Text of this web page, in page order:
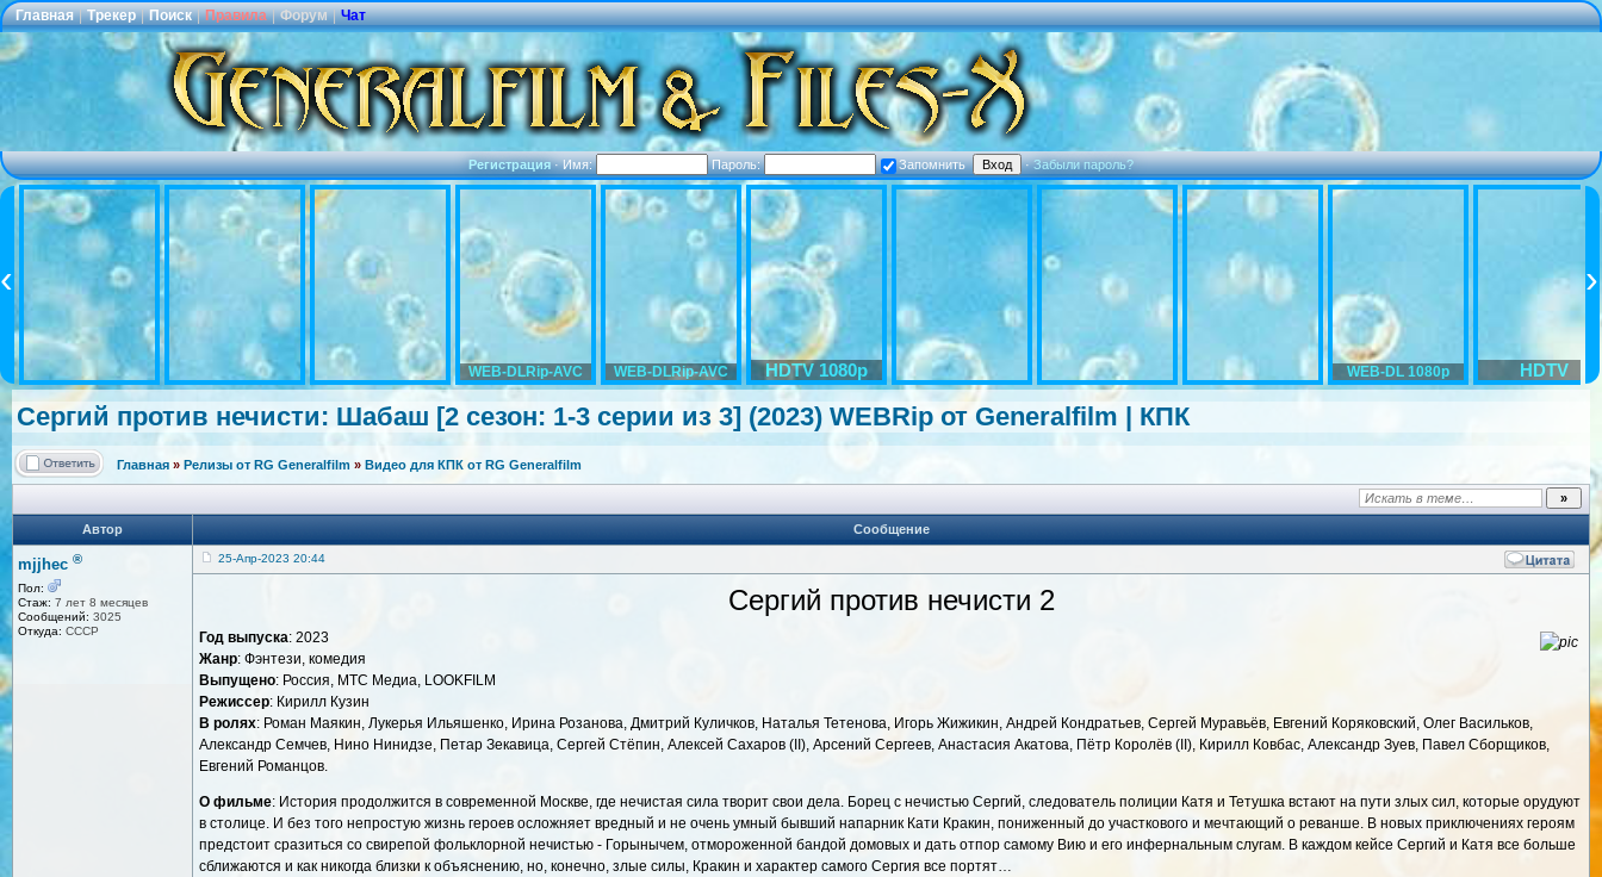
Главная | Трекер | Поиск | Правила | Форум | Чат
Регистрация·Имя: Пароль: Запомнить ·Забыли пароль?
WEB-DLRip-AVC WEB-DLRip-AVC HDTV 1080p WEB-DL 1080p HDTV
Сергий против нечисти: Шабаш [2 сезон: 1-3 серии из 3] (2023) WEBRip от Generalfilm | КПК
Главная » Релизы от RG Generalfilm » Видео для КПК от RG Generalfilm
Автор Сообщение
mjjhec ®
Пол:
Стаж: 7 лет 8 месяцев
Сообщений: 3025
Откуда: СССР
25-Апр-2023 20:44
Сергий против нечисти 2
Год выпуска: 2023
Жанр: Фэнтези, комедия
Выпущено: Россия, МТС Медиа, LOOKFILM
Режиссер: Кирилл Кузин
В ролях: Роман Маякин, Лукерья Ильяшенко, Ирина Розанова, Дмитрий Куличков, Наталья Тетенова, Игорь Жижикин, Андрей Кондратьев, Сергей Муравьёв, Евгений Коряковский, Олег Васильков,
Александр Семчев, Нино Нинидзе, Петар Зекавица, Сергей Стёпин, Алексей Сахаров (II), Арсений Сергеев, Анастасия Акатова, Пётр Королёв (II), Кирилл Ковбас, Александр Зуев, Павел Сборщиков,
Евгений Романцов.
О фильме: История продолжится в современной Москве, где нечистая сила творит свои дела. Борец с нечистью Сергий, следователь полиции Катя и Тетушка встают на пути злых сил, которые орудуют
в столице. И без того непростую жизнь героев осложняет вредный и не очень умный бывший напарник Кати Кракин, пониженный до участкового и мечтающий о реванше. В новых приключениях героям
предстоит сразиться со свирепой фольклорной нечистью - Горынычем, отмороженной бандой домовых и дать отпор самому Вию и его инфернальным слугам. В каждом кейсе Сергий и Катя все больше
сближаются и как никогда близки к объяснению, но, конечно, злые силы, Кракин и характер самого Сергия все портят…